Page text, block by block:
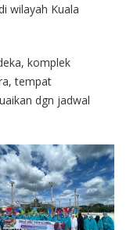
wilayah Kuala
komplek
tempat
dgn jadwal